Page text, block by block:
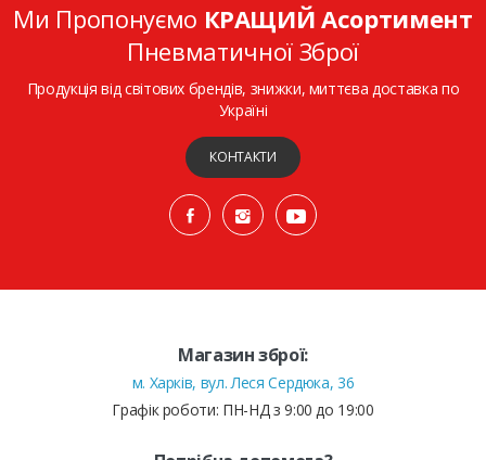
Ми Пропонуємо КРАЩИЙ Асортимент
Пневматичної Зброї
Продукція від світових брендів, знижки, миттєва доставка по
Україні
КОНТАКТИ
Магазин зброї:
м. Харків, вул. Леся Сердюка, 36
Графік роботи: ПН-НД з 9:00 до 19:00